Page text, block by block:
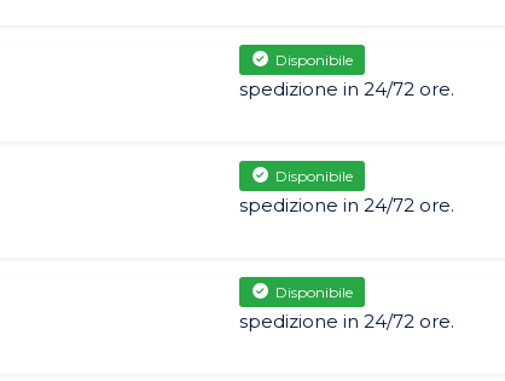
Disponibile
spedizione in 24/72 ore.
Disponibile
spedizione in 24/72 ore.
Disponibile
spedizione in 24/72 ore.